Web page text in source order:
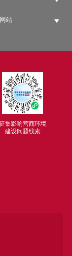
站
集影响营商环境
建设问题线索